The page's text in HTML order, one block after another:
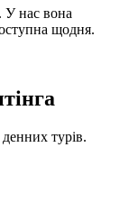
У нас вона
щодня.
турів.